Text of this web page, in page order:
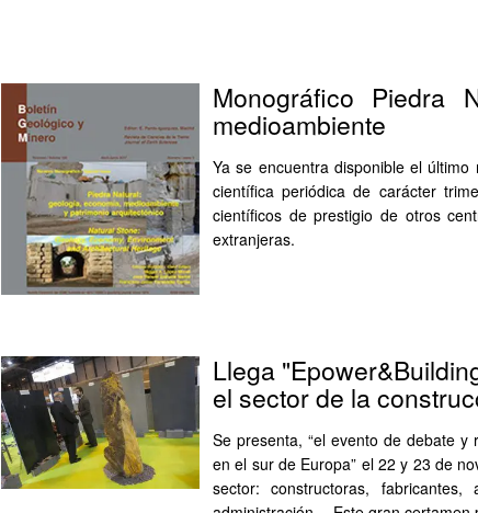
Monográfico Piedra
medioambiente
Ya se encuentra disponible el
científica periódica de carácter
científicos de prestigio de otros
extranjeras.
Llega
el sector de la
Se presenta, “el evento de debate
en el sur de Europa” el 22 y 23 de
sector: constructoras, fabricantes,